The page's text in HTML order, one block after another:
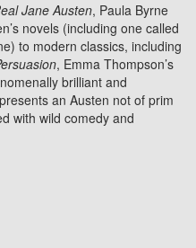
Jane Austen, Paula Byrne
novels (including one called
to modern classics, including
, Emma Thompson’s
brilliant and
an Austen not of prim
with wild comedy and